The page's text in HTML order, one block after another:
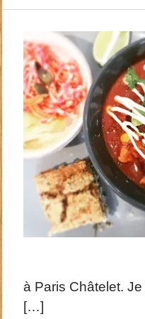
à Paris Châtelet.
[…]